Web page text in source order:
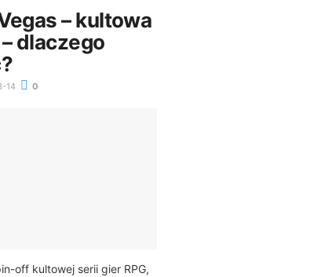
– kultowa
dlaczego
14 0
off kultowej serii gier RPG,